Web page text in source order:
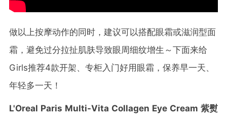
做以上按摩动作的同时，建议可以搭配眼霜或滋润型面
霜，避免过分拉扯肌肤导致眼周细纹增生～下面来给
Girls推荐4款开架、专柜入门好用眼霜，保养早一天、
年轻多一天！
L'Oreal Paris Multi-Vita Collagen Eye Cream 紫熨